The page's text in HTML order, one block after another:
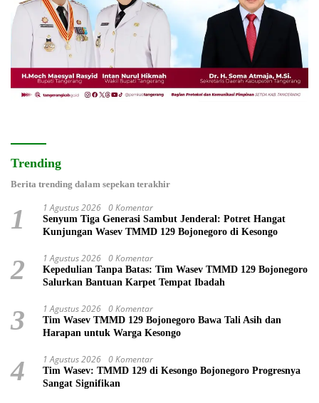
Trending
Berita trending dalam sepekan terakhir
1 1 Agustus 2026 0 Komentar
Senyum Tiga Generasi Sambut Jenderal: Potret Hangat
Kunjungan Wasev TMMD 129 Bojonegoro di Kesongo
2 1 Agustus 2026 0 Komentar
Kepedulian Tanpa Batas: Tim Wasev TMMD 129 Bojonegoro
Salurkan Bantuan Karpet Tempat Ibadah
3 1 Agustus 2026 0 Komentar
Tim Wasev TMMD 129 Bojonegoro Bawa Tali Asih dan
Harapan untuk Warga Kesongo
4 1 Agustus 2026 0 Komentar
Tim Wasev: TMMD 129 di Kesongo Bojonegoro Progresnya
Sangat Signifikan